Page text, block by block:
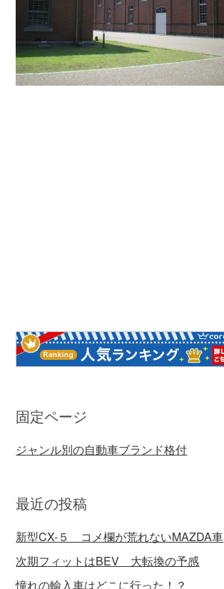
固定ページ
ジャンル別の自動車ブランド格付
最近の投稿
新型CX-５ コメ欄が荒れないMAZDA車
次期フィットはBEV 大転換の予感
憧れの輸入車はどこに行った！？